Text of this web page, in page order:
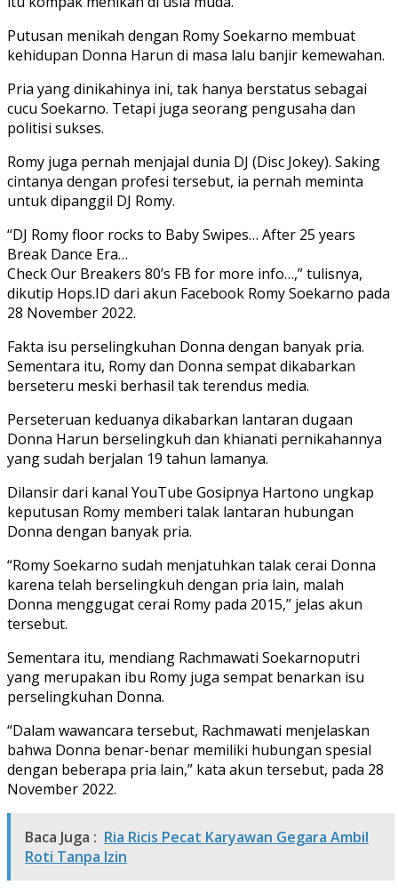
Putusan menikah dengan Romy Soekarno membuat
kehidupan Donna Harun di masa lalu banjir kemewahan.
Pria yang dinikahinya ini, tak hanya berstatus sebagai
cucu Soekarno. Tetapi juga seorang pengusaha dan
politisi sukses.
Romy juga pernah menjajal dunia DJ (Disc Jokey). Saking
cintanya dengan profesi tersebut, ia pernah meminta
untuk dipanggil DJ Romy.
“DJ Romy floor rocks to Baby Swipes… After 25 years
Break Dance Era…
Check Our Breakers 80’s FB for more info…,” tulisnya,
dikutip Hops.ID dari akun Facebook Romy Soekarno pada
28 November 2022.
Fakta isu perselingkuhan Donna dengan banyak pria.
Sementara itu, Romy dan Donna sempat dikabarkan
berseteru meski berhasil tak terendus media.
Perseteruan keduanya dikabarkan lantaran dugaan
Donna Harun berselingkuh dan khianati pernikahannya
yang sudah berjalan 19 tahun lamanya.
Dilansir dari kanal YouTube Gosipnya Hartono ungkap
keputusan Romy memberi talak lantaran hubungan
Donna dengan banyak pria.
“Romy Soekarno sudah menjatuhkan talak cerai Donna
karena telah berselingkuh dengan pria lain, malah
Donna menggugat cerai Romy pada 2015,” jelas akun
tersebut.
Sementara itu, mendiang Rachmawati Soekarnoputri
yang merupakan ibu Romy juga sempat benarkan isu
perselingkuhan Donna.
“Dalam wawancara tersebut, Rachmawati menjelaskan
bahwa Donna benar-benar memiliki hubungan spesial
dengan beberapa pria lain,” kata akun tersebut, pada 28
November 2022.
Baca Juga : Ria Ricis Pecat Karyawan Gegara Ambil
Roti Tanpa Izin